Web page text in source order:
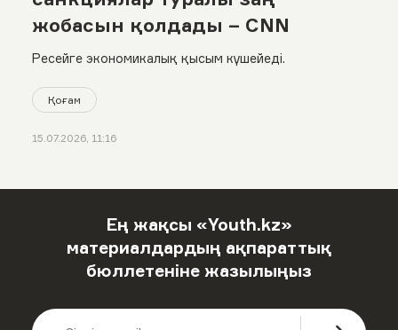
жобасын қолдады – CNN
Ресейге экономикалық қысым күшейеді.
Қоғам
15.07.2026, 11:16
Ең жақсы «Youth.kz»
материалдардың ақпараттық
бюллетеніне жазылыңыз